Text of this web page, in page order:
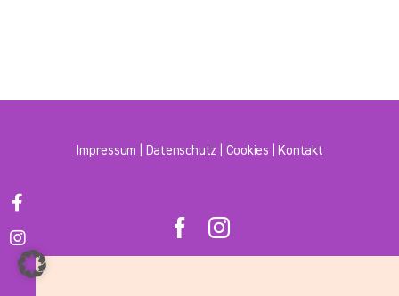
Impressum Datenschutz Cookies Kontakt